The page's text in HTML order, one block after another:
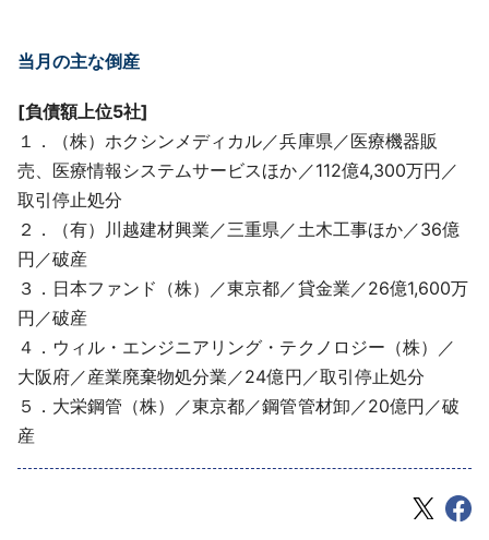
当月の主な倒産
[負債額上位5社]
１．（株）ホクシンメディカル／兵庫県／医療機器販
売、医療情報システムサービスほか／112億4,300万円／
取引停止処分
２．（有）川越建材興業／三重県／土木工事ほか／36億
円／破産
３．日本ファンド（株）／東京都／貸金業／26億1,600万
円／破産
４．ウィル・エンジニアリング・テクノロジー（株）／
大阪府／産業廃棄物処分業／24億円／取引停止処分
５．大栄鋼管（株）／東京都／鋼管管材卸／20億円／破
産